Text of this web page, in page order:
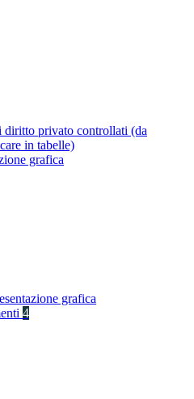
diritto privato controllati (da
in tabelle)
grafica
grafica
4